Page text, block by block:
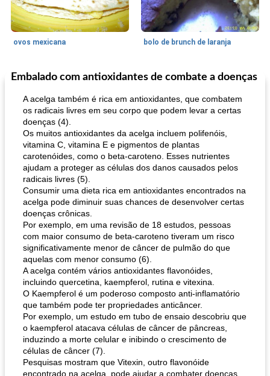
ovos mexicana bolo de brunch de laranja
130min
Pães De Fermento
pão plano (out)
25min
Vegetal
Embalado com antioxidantes de combate a doenças
A acelga também é rica em antioxidantes, que combatem
os radicais livres em seu corpo que podem levar a certas
doenças (4).
Os muitos antioxidantes da acelga incluem polifenóis,
vitamina C, vitamina E e pigmentos de plantas
carotenóides, como o beta-caroteno. Esses nutrientes
ajudam a proteger as células dos danos causados ​​pelos
radicais livres (5).
Consumir uma dieta rica em antioxidantes encontrados na
acelga pode diminuir suas chances de desenvolver certas
doenças crônicas.
Por exemplo, em uma revisão de 18 estudos, pessoas
com maior consumo de beta-caroteno tiveram um risco
significativamente menor de câncer de pulmão do que
aquelas com menor consumo (6).
A acelga contém vários antioxidantes flavonóides,
incluindo quercetina, kaempferol, rutina e vitexina.
O Kaempferol é um poderoso composto anti-inflamatório
que também pode ter propriedades anticâncer.
Por exemplo, um estudo em tubo de ensaio descobriu que
o kaempferol atacava células de câncer de pâncreas,
induzindo a morte celular e inibindo o crescimento de
células de câncer (7).
Pesquisas mostram que Vitexin, outro flavonóide
encontrado na acelga, pode ajudar a combater doenças